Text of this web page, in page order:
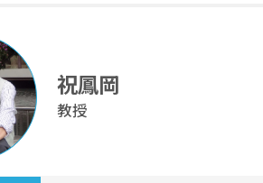
祝鳳岡
教授